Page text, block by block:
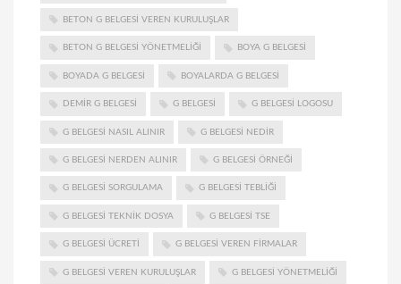
BETON G BELGESI VEREN KURULUŞLAR
BETON G BELGESI YÖNETMELIĞI BOYA G BELGESI
BOYADA G BELGESI BOYALARDA G BELGESI
DEMIR G BELGESI G BELGESI G BELGESI LOGOSU
G BELGESI NASIL ALINIR G BELGESI NEDIR
G BELGESI NERDEN ALINIR G BELGESI ÖRNEĞI
G BELGESI SORGULAMA G BELGESI TEBLIĞI
G BELGESI TEKNIK DOSYA G BELGESI TSE
G BELGESI ÜCRETI G BELGESI VEREN FIRMALAR
G BELGESI VEREN KURULUŞLAR G BELGESI YÖNETMELIĞI